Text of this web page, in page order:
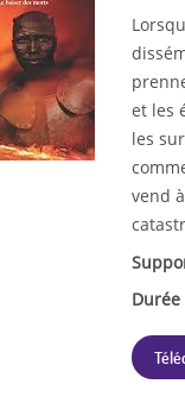
et les
les
vend
Durée